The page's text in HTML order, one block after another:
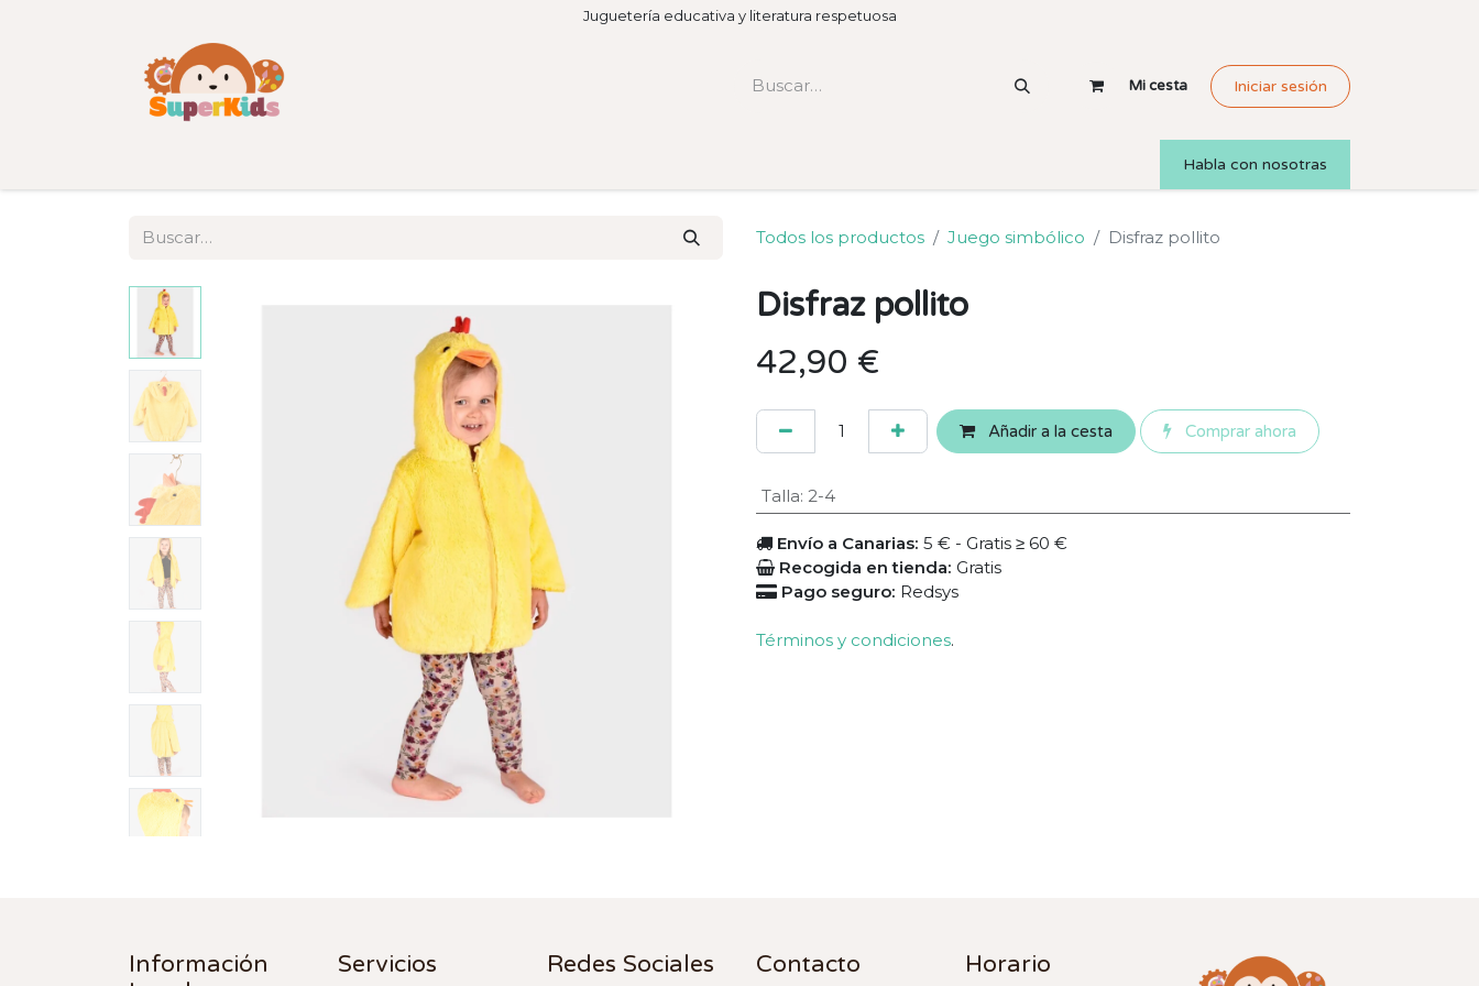
Juguetería educativa y literatura respetuosa
Mi cesta Iniciar sesión
Habla con nosotras
Todos los productos Juego simbólico Disfraz pollito
Disfraz pollito
42,90 €
Añadir a la cesta Comprar ahora
Talla: 2-4
Envío a Canarias: 5 € - Gratis ≥ 60 €
Recogida en tienda: Gratis
Pago seguro: Redsys
Términos y condiciones.
Información
Servicios Redes Sociales Contacto Horario